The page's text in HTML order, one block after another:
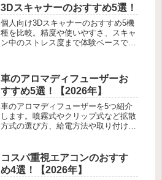
た。
3Dスキャナーのおすすめ5選！
個人向け3Dスキャナーのおすすめ5機
種を比較。精度や使いやすさ、スキャ
ン中のストレス度まで体験ベースで紹
車のアロマディフューザーお
すすめ5選！【2026年】
車のアロマディフューザーを5つ紹介
します。噴霧式やクリップ式など拡散
方式の選び方、給電方法や取り付けの
コスパ重視エアコンのおすす
め4選！【2026年】